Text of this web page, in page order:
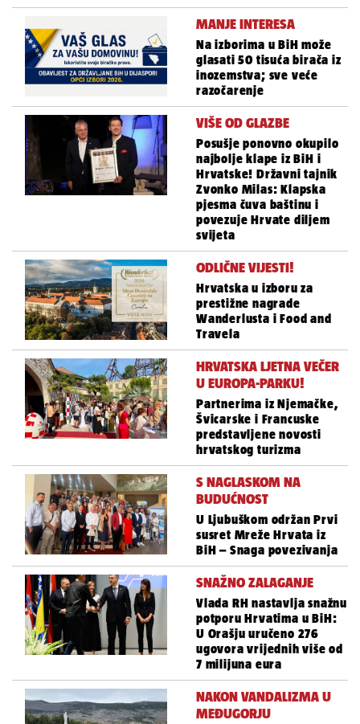
MANJE INTERESA
Na izborima u BiH može
glasati 50 tisuća birača iz
inozemstva; sve veće
razočarenje
VIŠE OD GLAZBE
Posušje ponovno okupilo
najbolje klape iz BiH i
Hrvatske! Državni tajnik
Zvonko Milas: Klapska
pjesma čuva baštinu i
povezuje Hrvate diljem
svijeta
ODLIČNE VIJESTI!
Hrvatska u izboru za
prestižne nagrade
Wanderlusta i Food and
Travela
HRVATSKA LJETNA VEČER
U EUROPA-PARKU!
Partnerima iz Njemačke,
Švicarske i Francuske
predstavljene novosti
hrvatskog turizma
S NAGLASKOM NA
BUDUĆNOST
U Ljubuškom održan Prvi
susret Mreže Hrvata iz
BiH – Snaga povezivanja
SNAŽNO ZALAGANJE
Vlada RH nastavlja snažnu
potporu Hrvatima u BiH:
U Orašju uručeno 276
ugovora vrijednih više od
7 milijuna eura
NAKON VANDALIZMA U
MEĐUGORJU